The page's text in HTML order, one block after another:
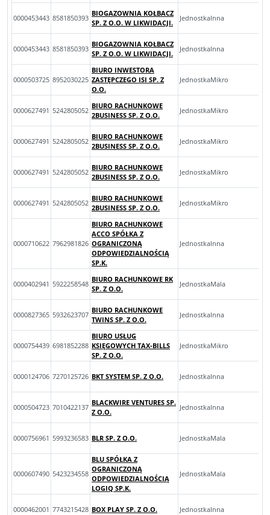
0000453443 8581850393
BIOGAZOWNIA KOŁBACZ
SP. Z O.O. W LIKWIDACJI.
JednostkaInna
0000453443 8581850393
BIOGAZOWNIA KOŁBACZ
SP. Z O.O. W LIKWIDACJI.
JednostkaInna
0000503725 8952030225
BIURO INWESTORA
ZASTĘPCZEGO ISI SP. Z
O.O.
JednostkaMikro
0000627491 5242805052
BIURO RACHUNKOWE
2BUSINESS SP. Z O.O.
JednostkaMikro
0000627491 5242805052
BIURO RACHUNKOWE
2BUSINESS SP. Z O.O.
JednostkaMikro
0000627491 5242805052
BIURO RACHUNKOWE
2BUSINESS SP. Z O.O.
JednostkaMikro
0000627491 5242805052
BIURO RACHUNKOWE
2BUSINESS SP. Z O.O.
JednostkaMikro
0000710622 7962981826
BIURO RACHUNKOWE
ACCO SPÓŁKA Z
OGRANICZONĄ
ODPOWIEDZIALNOŚCIĄ
SP.K.
JednostkaInna
0000402941 5922258548
BIURO RACHUNKOWE RK
SP. Z O.O.
JednostkaMala
0000827365 5932623707
BIURO RACHUNKOWE
TWINS SP. Z O.O.
JednostkaInna
0000754439 6981852288
BIURO USŁUG
KSIĘGOWYCH TAX-BILLS
SP. Z O.O.
JednostkaMikro
0000124706 7270125726 BKT SYSTEM SP. Z O.O. JednostkaInna
0000504723 7010422137
BLACKWIRE VENTURES SP.
Z O.O.
JednostkaInna
0000756961 5993236583 BLR SP. Z O.O. JednostkaMala
0000607490 5423234558
BLU SPÓŁKA Z
OGRANICZONĄ
ODPOWIEDZIALNOŚCIĄ
LOGIQ SP.K.
JednostkaMala
0000462001 7743215428 BOX PLAY SP. Z O.O. JednostkaInna